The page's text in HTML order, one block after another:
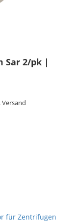
Sar 2/pk |
Versand
| Art.-Nr.: 83041038
für Zentrifugen